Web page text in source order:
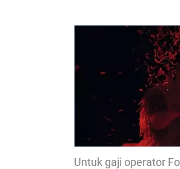
Untuk gaji operator